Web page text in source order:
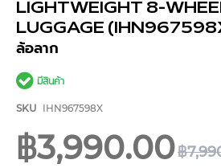
ที่
ส่วน
เริ่ม
ต้น
แกล
เลอ
รี
LIGHTWEIGHT 8-
LUGGAGE (IHN967598X)
ล้อลาก
มีสินค้า
SKU IHN967598X
฿3,990.00฿